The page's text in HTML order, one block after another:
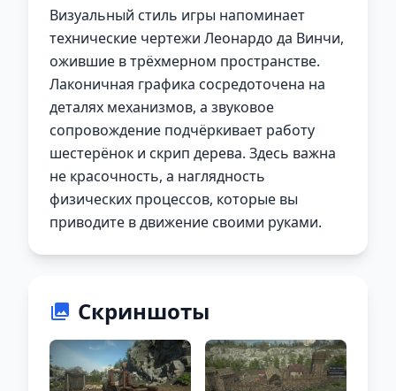
Визуальный стиль игры напоминает
технические чертежи Леонардо да Винчи,
ожившие в трёхмерном пространстве.
Лаконичная графика сосредоточена на
деталях механизмов, а звуковое
сопровождение подчёркивает работу
шестерёнок и скрип дерева. Здесь важна
не красочность, а наглядность
физических процессов, которые вы
приводите в движение своими руками.
Скриншоты